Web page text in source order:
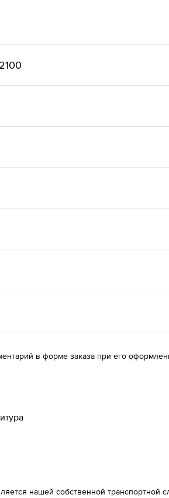
в форме заказа при его
нашей собственной